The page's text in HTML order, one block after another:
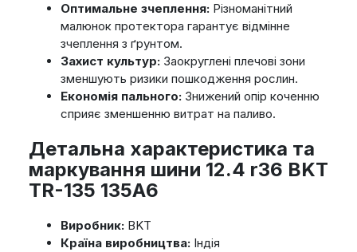
Оптимальне зчеплення:Різноманітний
малюнок протектора гарантує відмінне
зчеплення з ґрунтом.
Захист культур:Заокруглені плечові зони
зменшують ризики пошкодження рослин.
Економія пального:Знижений опір коченню
сприяє зменшенню витрат на паливо.
Детальна характеристика та
маркування шини 12.4 r36 BKT
TR-135 135A6
Виробник:BKT
Країна виробництва:Індія